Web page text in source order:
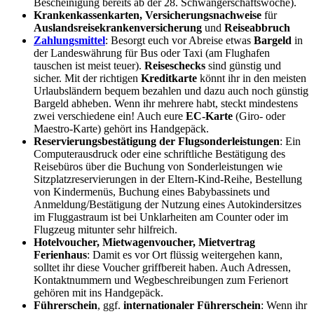
Bescheinigung bereits ab der 28. Schwangerschaftswoche).
Krankenkassenkarten, Versicherungsnachweise für
Auslandsreisekrankenversicherung und Reiseabbruch
Zahlungsmittel: Besorgt euch vor Abreise etwas Bargeld in
der Landeswährung für Bus oder Taxi (am Flughafen
tauschen ist meist teuer). Reiseschecks sind günstig und
sicher. Mit der richtigen Kreditkarte könnt ihr in den meisten
Urlaubsländern bequem bezahlen und dazu auch noch günstig
Bargeld abheben. Wenn ihr mehrere habt, steckt mindestens
zwei verschiedene ein! Auch eure EC-Karte (Giro- oder
Maestro-Karte) gehört ins Handgepäck.
Reservierungsbestätigung der Flugsonderleistungen: Ein
Computerausdruck oder eine schriftliche Bestätigung des
Reisebüros über die Buchung von Sonderleistungen wie
Sitzplatzreservierungen in der Eltern-Kind-Reihe, Bestellung
von Kindermenüs, Buchung eines Babybassinets und
Anmeldung/Bestätigung der Nutzung eines Autokindersitzes
im Fluggastraum ist bei Unklarheiten am Counter oder im
Flugzeug mitunter sehr hilfreich.
Hotelvoucher, Mietwagenvoucher, Mietvertrag
Ferienhaus: Damit es vor Ort flüssig weitergehen kann,
solltet ihr diese Voucher griffbereit haben. Auch Adressen,
Kontaktnummern und Wegbeschreibungen zum Ferienort
gehören mit ins Handgepäck.
Führerschein, ggf. internationaler Führerschein: Wenn ihr